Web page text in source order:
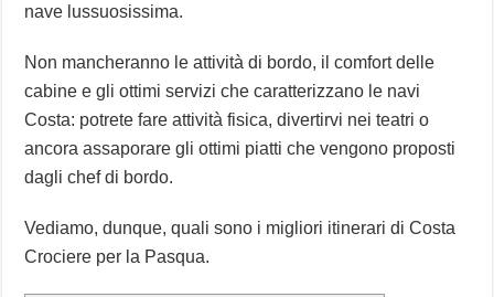
nave lussuosissima.
Non mancheranno le attività di bordo, il comfort delle
cabine e gli ottimi servizi che caratterizzano le navi
Costa: potrete fare attività fisica, divertirvi nei teatri o
ancora assaporare gli ottimi piatti che vengono proposti
dagli chef di bordo.
Vediamo, dunque, quali sono i migliori itinerari di Costa
Crociere per la Pasqua.